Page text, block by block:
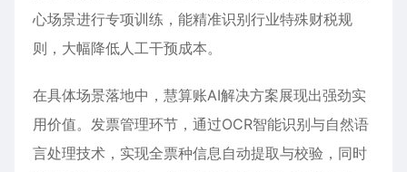
心场景进行专项训练，能精准识别行业特殊财税规
则，大幅降低人工干预成本。
在具体场景落地中，慧算账AI解决方案展现出强劲实
用价值。发票管理环节，通过OCR智能识别与自然语
言处理技术，实现全票种信息自动提取与校验，同时